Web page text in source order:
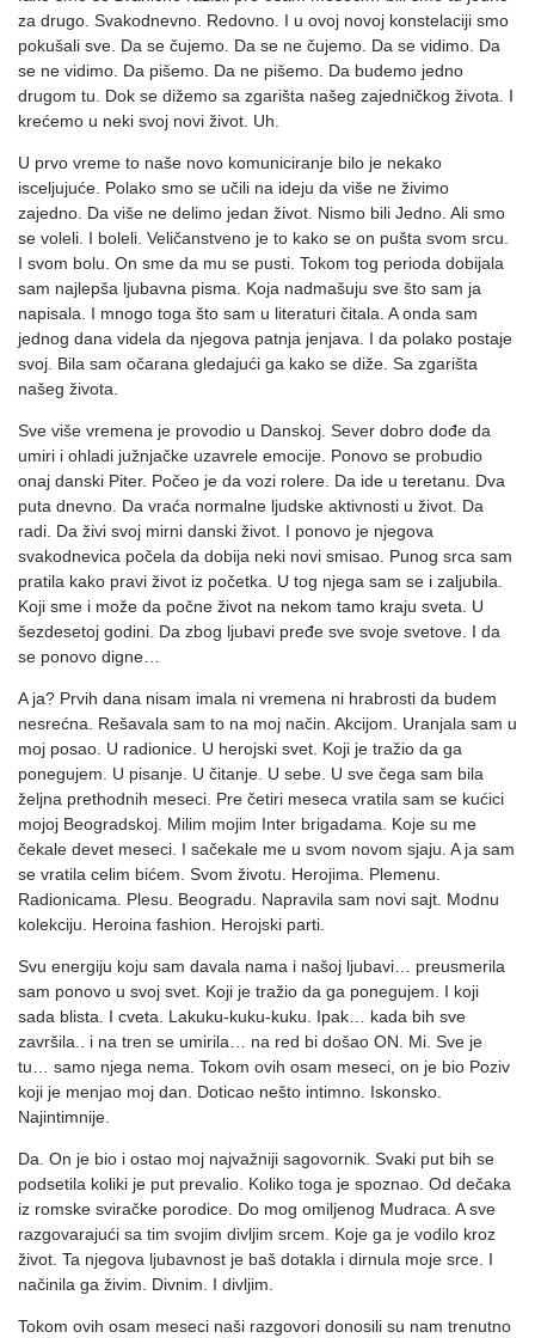
za drugo. Svakodnevno. Redovno. I u ovoj novoj konstelaciji smo
pokušali sve. Da se čujemo. Da se ne čujemo. Da se vidimo. Da
se ne vidimo. Da pišemo. Da ne pišemo. Da budemo jedno
drugom tu. Dok se dižemo sa zgarišta našeg zajedničkog života. I
krećemo u neki svoj novi život. Uh.
U prvo vreme to naše novo komuniciranje bilo je nekako
isceljujuće. Polako smo se učili na ideju da više ne živimo
zajedno. Da više ne delimo jedan život. Nismo bili Jedno. Ali smo
se voleli. I boleli. Veličanstveno je to kako se on pušta svom srcu.
I svom bolu. On sme da mu se pusti. Tokom tog perioda dobijala
sam najlepša ljubavna pisma. Koja nadmašuju sve što sam ja
napisala. I mnogo toga što sam u literaturi čitala. A onda sam
jednog dana videla da njegova patnja jenjava. I da polako postaje
svoj. Bila sam očarana gledajući ga kako se diže. Sa zgarišta
našeg života.
Sve više vremena je provodio u Danskoj. Sever dobro dođe da
umiri i ohladi južnjačke uzavrele emocije. Ponovo se probudio
onaj danski Piter. Počeo je da vozi rolere. Da ide u teretanu. Dva
puta dnevno. Da vraća normalne ljudske aktivnosti u život. Da
radi. Da živi svoj mirni danski život. I ponovo je njegova
svakodnevica počela da dobija neki novi smisao. Punog srca sam
pratila kako pravi život iz početka. U tog njega sam se i zaljubila.
Koji sme i može da počne život na nekom tamo kraju sveta. U
šezdesetoj godini. Da zbog ljubavi pređe sve svoje svetove. I da
se ponovo digne…
A ja? Prvih dana nisam imala ni vremena ni hrabrosti da budem
nesrećna. Rešavala sam to na moj način. Akcijom. Uranjala sam u
moj posao. U radionice. U herojski svet. Koji je tražio da ga
ponegujem. U pisanje. U čitanje. U sebe. U sve čega sam bila
željna prethodnih meseci. Pre četiri meseca vratila sam se kućici
mojoj Beogradskoj. Milim mojim Inter brigadama. Koje su me
čekale devet meseci. I sačekale me u svom novom sjaju. A ja sam
se vratila celim bićem. Svom životu. Herojima. Plemenu.
Radionicama. Plesu. Beogradu. Napravila sam novi sajt. Modnu
kolekciju. Heroina fashion. Herojski parti.
Svu energiju koju sam davala nama i našoj ljubavi… preusmerila
sam ponovo u svoj svet. Koji je tražio da ga ponegujem. I koji
sada blista. I cveta. Lakuku-kuku-kuku. Ipak… kada bih sve
završila.. i na tren se umirila… na red bi došao ON. Mi. Sve je
tu… samo njega nema. Tokom ovih osam meseci, on je bio Poziv
koji je menjao moj dan. Doticao nešto intimno. Iskonsko.
Najintimnije.
Da. On je bio i ostao moj najvažniji sagovornik. Svaki put bih se
podsetila koliki je put prevalio. Koliko toga je spoznao. Od dečaka
iz romske sviračke porodice. Do mog omiljenog Mudraca. A sve
razgovarajući sa tim svojim divljim srcem. Koje ga je vodilo kroz
život. Ta njegova ljubavnost je baš dotakla i dirnula moje srce. I
načinila ga živim. Divnim. I divljim.
Tokom ovih osam meseci naši razgovori donosili su nam trenutno